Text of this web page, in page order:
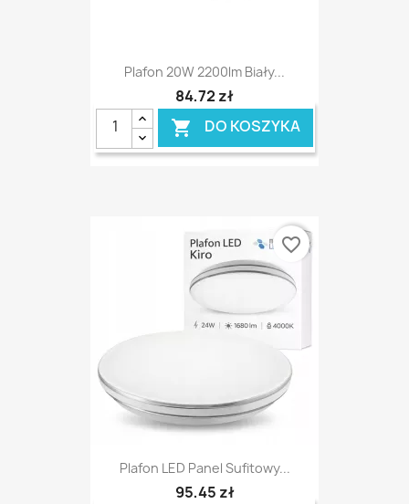
Plafon 20W 2200lm Biały...
84,72 zł
 DO KOSZYKA
Plafon LED Panel Sufitowy...
95,45 zł
favorite_border